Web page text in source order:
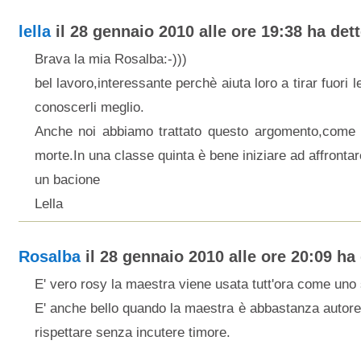
lellail 28 gennaio 2010 alle ore 19:38 ha
Brava la mia Rosalba:-)))
bel lavoro,interessante perchè aiuta loro a tirar fuori
conoscerli meglio.
Anche noi abbiamo trattato questo
morte.In una classe quinta è bene iniziare ad
un bacione
Lella
Rosalbail 28 gennaio 2010 alle ore 20:09 ha
E' vero rosy la maestra viene usata tutt'ora come uno
E' anche bello quando la maestra è abbastanza
rispettare senza incutere timore.